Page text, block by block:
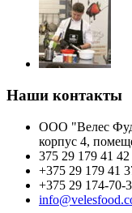
Наши контакты
ООО "Велес
корпус 4,
375 29 179 41 42
+375 29 179 41
+375 29 174-70-